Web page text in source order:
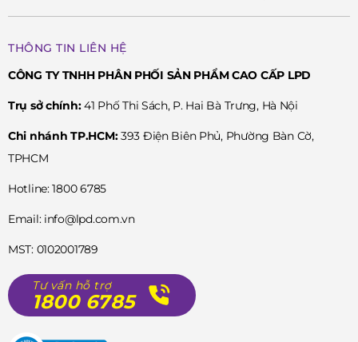
THÔNG TIN LIÊN HỆ
CÔNG TY TNHH PHÂN PHỐI SẢN PHẨM CAO CẤP LPD
Trụ sở chính:41 Phố Thi Sách, P. Hai Bà Trưng, Hà Nội
Chi nhánh TP.HCM:393 Điện Biên Phủ, Phường Bàn Cờ,
TPHCM
Hotline: 1800 6785
Email: info@lpd.com.vn
MST: 0102001789
Tư vấn hỗ trợ
1800 6785